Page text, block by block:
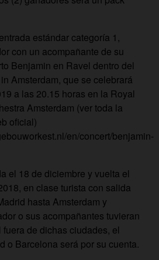
estándar categoría 1,
con un acompañante de su
Benjamin en Ravel dentro del
Amsterdam, que se celebrará
a las 20.15 horas en la Royal
Amsterdam (ver toda la
oficial)
en/concert/benjamin-
el 18 de diciembre y vuelta el
en clase turista con salida
hasta Amsterdam y
o sus acompañantes tuvieran
de dichas ciudades, el
o Barcelona será por su cuenta.